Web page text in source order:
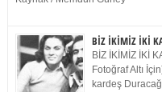
BİZ İKİMİZ İKİ
BİZ İKİMİZ İKİ
Fotoğraf Altı
kardeş